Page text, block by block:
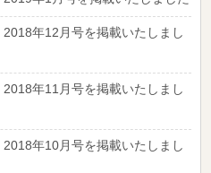
年12月号を掲載いたしまし
年11月号を掲載いたしまし
年10月号を掲載いたしまし